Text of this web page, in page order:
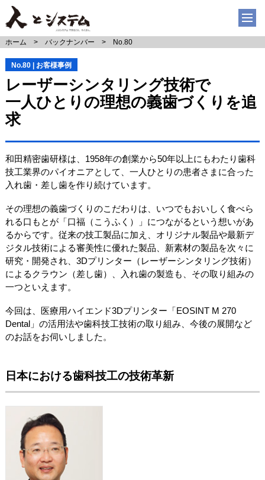
ホーム バックナンバー No.80
No.80 | お客様事例
レーザーシンタリング技術で
一人ひとりの理想の義歯づくりを追
求
和田精密歯研様は、1958年の創業から50年以上にもわたり歯科
技工業界のパイオニアとして、一人ひとりの患者さまに合った
入れ歯・差し歯を作り続けています。
その理想の義歯づくりのこだわりは、いつでもおいしく食べら
れる口もとが「口福（こうふく）」につながるという想いがあ
るからです。従来の技工製品に加え、オリジナル製品や最新デ
ジタル技術による審美性に優れた製品、新素材の製品を次々に
研究・開発され、3Dプリンター（レーザーシンタリング技術）
によるクラウン（差し歯）、入れ歯の製造も、その取り組みの
一つといえます。
今回は、医療用ハイエンド3Dプリンター「EOSINT M 270
Dental」の活用法や歯科技工技術の取り組み、今後の展開など
のお話をお伺いしました。
日本における歯科技工の技術革新